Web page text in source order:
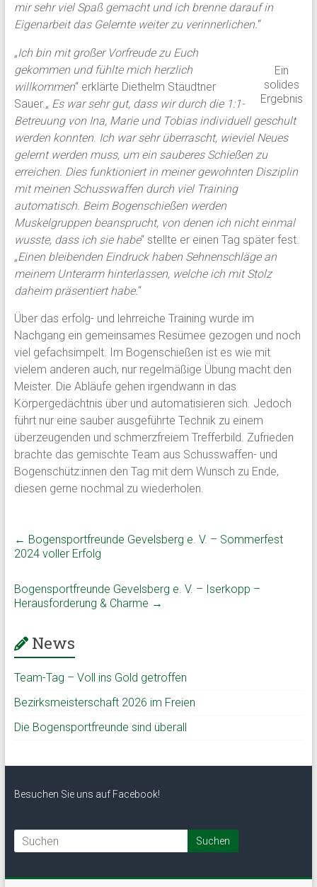
mir sehr viel Spaß gemacht und ich brenne darauf in
Eigenarbeit das Gelernte weiter zu verinnerlichen.“
Ein
solides
Ergebnis
„Ich bin mit großer Vorfreude zu Euch
gekommen und fühlte mich herzlich
willkommen“ erklärte Diethelm Stäudtner
Sauer.„ Es war sehr gut, dass wir durch die 1:1-
Betreuung von Ina, Marie und Tobias individuell geschult
werden konnten. Ich war sehr überrascht, wieviel Neues
gelernt werden muss, um ein sauberes Schießen zu
erreichen. Dies funktioniert in meiner gewohnten Disziplin
mit meinen Schusswaffen durch viel Training
automatisch. Beim Bogenschießen werden
Muskelgruppen beansprucht, von denen ich nicht einmal
wusste, dass ich sie habe“ stellte er einen Tag später fest.
„Einen bleibenden Eindruck haben Sehnenschläge an
meinem Unterarm hinterlassen, welche ich mit Stolz
daheim präsentiert habe.“
Über das erfolg- und lehrreiche Training wurde im
Nachgang ein gemeinsames Resümee gezogen und noch
viel gefachsimpelt. Im Bogenschießen ist es wie mit
vielem anderen auch, nur regelmäßige Übung macht den
Meister. Die Abläufe gehen irgendwann in das
Körpergedächtnis über und automatisieren sich. Jedoch
führt nur eine sauber ausgeführte Technik zu einem
überzeugenden und schmerzfreiem Trefferbild. Zufrieden
brachte das gemischte Team aus Schusswaffen- und
Bogenschütz:innen den Tag mit dem Wunsch zu Ende,
diesen gerne nochmal zu wiederholen.
← Bogensportfreunde Gevelsberg e. V. – Sommerfest
2024 voller Erfolg
Bogensportfreunde Gevelsberg e. V. – Iserkopp –
Herausforderung & Charme →
News
Team-Tag – Voll ins Gold getroffen
Bezirksmeisterschaft 2026 im Freien
Die Bogensportfreunde sind überall
Besuchen Sie uns auf Facebook!